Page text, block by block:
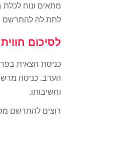
מתאים ונוח
לתת לה להתרשם
לסיכום
כניסת חצאית
הערב. כניסה
וחשיבותו.
רוצים להתרשם